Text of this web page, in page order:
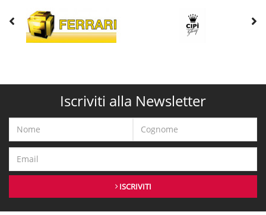
Iscriviti alla Newsletter
ISCRIVITI